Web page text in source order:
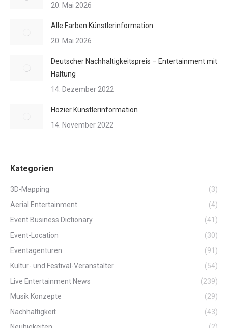
20. Mai 2026
Alle Farben Künstlerinformation
20. Mai 2026
Deutscher Nachhaltigkeitspreis – Entertainment mit
Haltung
14. Dezember 2022
Hozier Künstlerinformation
14. November 2022
Kategorien
3D-Mapping
(3)
Aerial Entertainment
(4)
Event Business Dictionary
(41)
Event-Location
(30)
Eventagenturen
(91)
Kultur- und Festival-Veranstalter
(54)
Live Entertainment News
(239)
Musik Konzepte
(29)
Nachhaltigkeit
(43)